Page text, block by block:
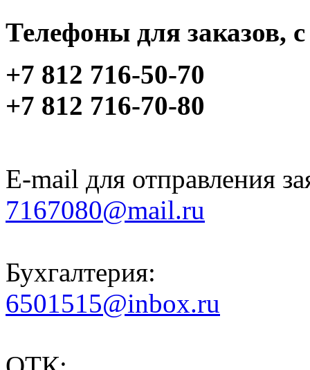
Телефоны для заказов,
+7 812 716-50-70
+7 812 716-70-80
E-mail для отправления
7167080@mail.ru
Бухгалтерия:
6501515@inbox.ru